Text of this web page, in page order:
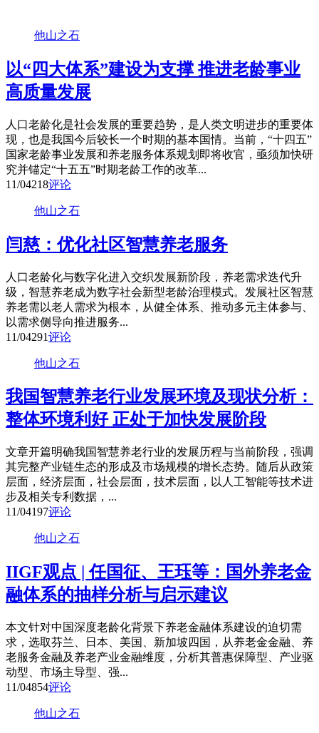
他山之石
以“四大体系”建设为支撑 推进老龄事业
高质量发展
人口老龄化是社会发展的重要趋势，是人类文明进步的重要体
现，也是我国今后较长一个时期的基本国情。当前，“十四五”
国家老龄事业发展和养老服务体系规划即将收官，亟须加快研
究并锚定“十五五”时期老龄工作的改革...
11/04218评论
他山之石
闫慈：优化社区智慧养老服务
人口老龄化与数字化进入交织发展新阶段，养老需求迭代升
级，智慧养老成为数字社会新型老龄治理模式。发展社区智慧
养老需以老人需求为根本，从健全体系、推动多元主体参与、
以需求侧导向推进服务...
11/04291评论
他山之石
我国智慧养老行业发展环境及现状分析：
整体环境利好 正处于加快发展阶段
文章开篇明确我国智慧养老行业的发展历程与当前阶段，强调
其完整产业链生态的形成及市场规模的增长态势。随后从政策
层面，经济层面，社会层面，技术层面，以人工智能等技术进
步及相关专利数据，...
11/04197评论
他山之石
IIGF观点 | 任国征、王珏等：国外养老金
融体系的抽样分析与启示建议
本文针对中国深度老龄化背景下养老金融体系建设的迫切需
求，选取芬兰、日本、美国、新加坡四国，从养老金金融、养
老服务金融及养老产业金融维度，分析其普惠保障型、产业驱
动型、市场主导型、强...
11/04854评论
他山之石